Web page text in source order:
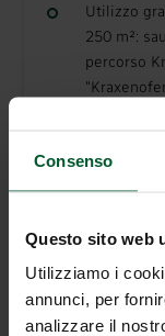
Consenso
Questo sito web
Utilizziamo i
annunci, per
analizzare il
Utilizzo
250 m²:
percorso
WiFi
Parcheggio
Deposito
trasporto
Posizione